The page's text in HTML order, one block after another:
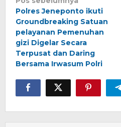
pos
Polres Jeneponto ikuti
Groundbreaking Satuan
pelayanan Pemenuhan
gizi Digelar Secara
Terpusat dan Daring
Bersama Irwasum Polri